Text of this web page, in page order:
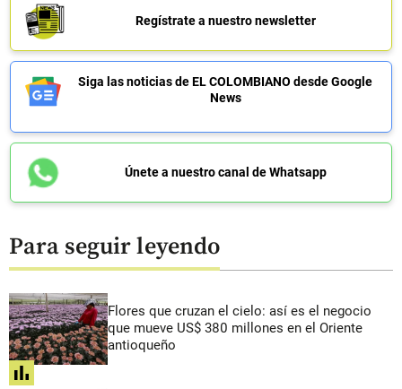
Regístrate a nuestro newsletter
Siga las noticias de EL COLOMBIANO desde Google
News
Únete a nuestro canal de Whatsapp
Para seguir leyendo
Flores que cruzan el cielo: así es el negocio
que mueve US$ 380 millones en el Oriente
antioqueño
share